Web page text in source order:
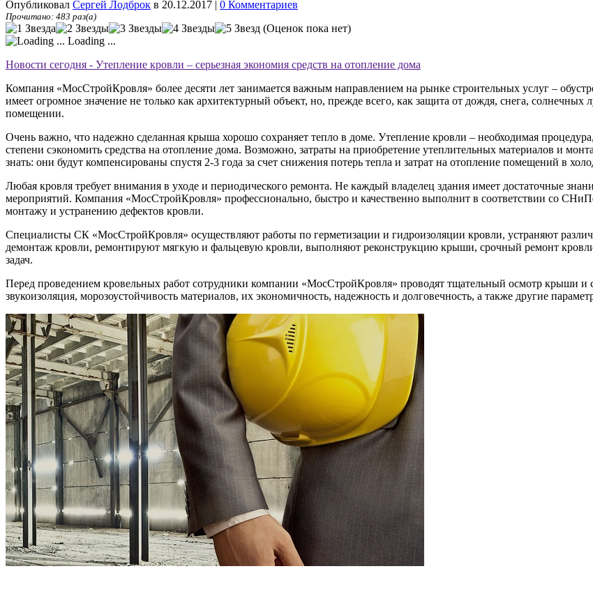
Опубликовал Сергей Лодброк в 20.12.2017 | 0 Комментариев
Прочитано: 483 раз(а)
(Оценок пока нет)
Loading ...
Новости сегодня - Утепление кровли – серьезная экономия средств на отопление дома
Компания «МосСтройКровля» более десяти лет занимается важным направлением на рынке строительных услуг –
имеет огромное значение не только как архитектурный объект, но, прежде всего, как защита от дождя, снега,
помещении.
Очень важно, что надежно сделанная крыша хорошо сохраняет тепло в доме. Утепление кровли – необходимая
степени сэкономить средства на отопление дома. Возможно, затраты на приобретение утеплительных материалов и
знать: они будут компенсированы спустя 2-3 года за счет снижения потерь тепла и затрат на отопление помещений в
Любая кровля требует внимания в уходе и периодического ремонта. Не каждый владелец здания имеет достаточные
мероприятий. Компания «МосСтройКровля» профессионально, быстро и качественно выполнит в соответствии со
монтажу и устранению дефектов кровли.
Специалисты СК «МосСтройКровля» осуществляют работы по герметизации и гидроизоляции кровли, устраняют
демонтаж кровли, ремонтируют мягкую и фальцевую кровли, выполняют реконструкцию крыши, срочный ремонт
задач.
Перед проведением кровельных работ сотрудники компании «МосСтройКровля» проводят тщательный осмотр крыши и
звукоизоляция, морозоустойчивость материалов, их экономичность, надежность и долговечность, а также другие